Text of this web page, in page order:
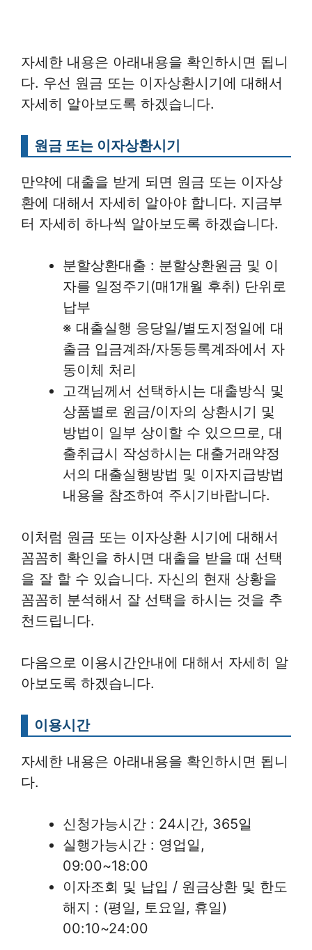
자세한 내용은 아래내용을 확인하시면 됩니
다. 우선 원금 또는 이자상환시기에 대해서
자세히 알아보도록 하겠습니다.
원금 또는 이자상환시기
만약에 대출을 받게 되면 원금 또는 이자상
환에 대해서 자세히 알아야 합니다. 지금부
터 자세히 하나씩 알아보도록 하겠습니다.
분할상환대출 : 분할상환원금 및 이
자를 일정주기(매1개월 후취) 단위로
납부
※ 대출실행 응당일/별도지정일에 대
출금 입금계좌/자동등록계좌에서 자
동이체 처리
고객님께서 선택하시는 대출방식 및
상품별로 원금/이자의 상환시기 및
방법이 일부 상이할 수 있으므로, 대
출취급시 작성하시는 대출거래약정
서의 대출실행방법 및 이자지급방법
내용을 참조하여 주시기바랍니다.
이처럼 원금 또는 이자상환 시기에 대해서
꼼꼼히 확인을 하시면 대출을 받을 때 선택
을 잘 할 수 있습니다. 자신의 현재 상황을
꼼꼼히 분석해서 잘 선택을 하시는 것을 추
천드립니다.
다음으로 이용시간안내에 대해서 자세히 알
아보도록 하겠습니다.
이용시간
자세한 내용은 아래내용을 확인하시면 됩니
다.
신청가능시간 : 24시간, 365일
실행가능시간 : 영업일,
09:00~18:00
이자조회 및 납입 / 원금상환 및 한도
해지 : (평일, 토요일, 휴일)
00:10~24:00